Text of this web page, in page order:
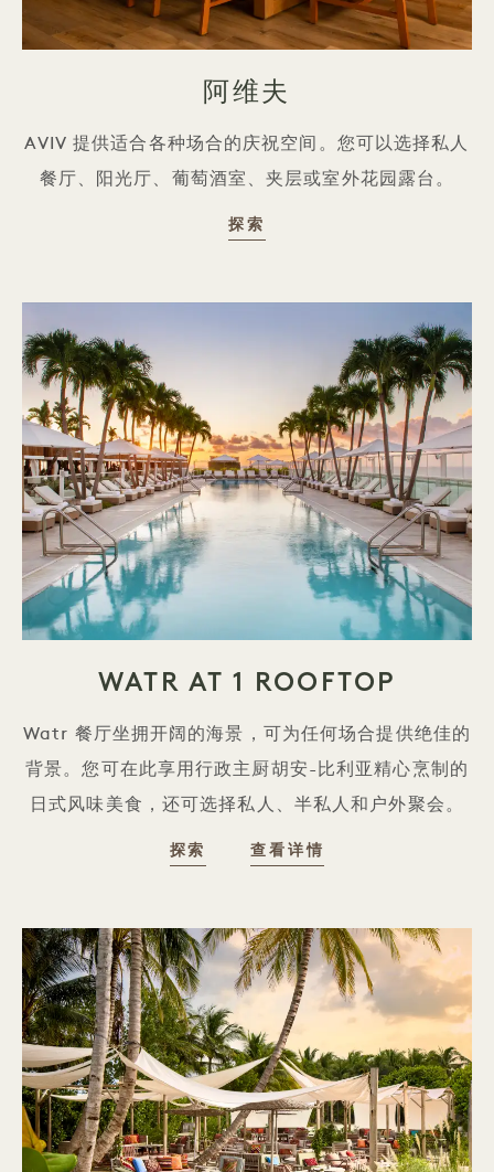
阿维夫
AVIV 提供适合各种场合的庆祝空间。您可以选择私人
餐厅、阳光厅、葡萄酒室、夹层或室外花园露台。
探索
WATR AT 1 ROOFTOP
Watr 餐厅坐拥开阔的海景，可为任何场合提供绝佳的
背景。您可在此享用行政主厨胡安-比利亚精心烹制的
日式风味美食，还可选择私人、半私人和户外聚会。
探索 查看详情